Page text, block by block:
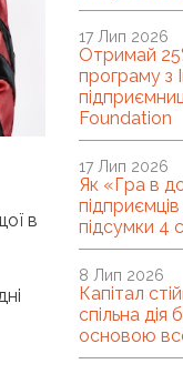
в
Отримай
програму з
Foundation
17 Лип 2026
Як «Гра в
підсумки 4
17 Лип 2026
Капітал
спільна дія
основою
8 Лип 2026